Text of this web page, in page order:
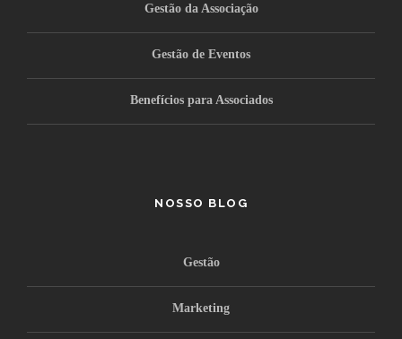
Gestão da Associação
Gestão de Eventos
Benefícios para Associados
NOSSO BLOG
Gestão
Marketing